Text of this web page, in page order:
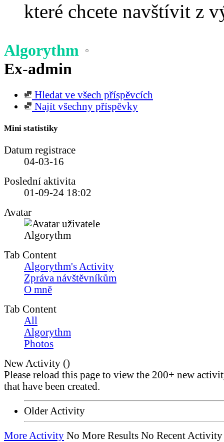
které chcete navštívit z
Algorythm
Ex-admin
Hledat ve všech příspěvcích
Najít všechny příspěvky
Mini statistiky
Datum registrace
04-03-16
Poslední aktivita
01-09-24 18:02
Avatar
Tab Content
Algorythm's Activity
Zpráva návštěvníkům
O mně
Tab Content
All
Algorythm
Photos
New Activity ()
Please reload this page to view the 200+ new
that have been created.
Older Activity
More Activity No More Results No Recent Activity